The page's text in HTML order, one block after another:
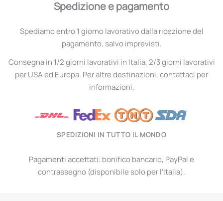
Spedizione e pagamento
Spediamo entro 1 giorno lavorativo dalla ricezione del
pagamento, salvo imprevisti.
Consegna in 1/2 giorni lavorativi in Italia, 2/3 giorni lavorativi
per USA ed Europa. Per altre destinazioni, contattaci per
informazioni.
SPEDIZIONI IN TUTTO IL MONDO
Pagamenti accettati: bonifico bancario, PayPal e
contrassegno (disponibile solo per l'Italia).